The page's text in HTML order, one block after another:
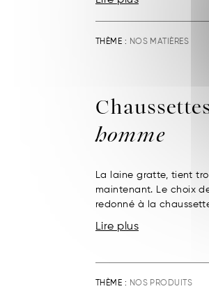
THÈME : NOS MATIÈRES
homme
La laine gratte, tient
maintenant. Le choix
redonné à la
Lire plus
THÈME : NOS PRODUITS